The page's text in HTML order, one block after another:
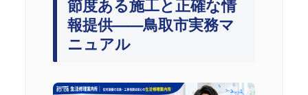
節度ある施工と正確な情
報提供——鳥取市実務マ
ニュアル